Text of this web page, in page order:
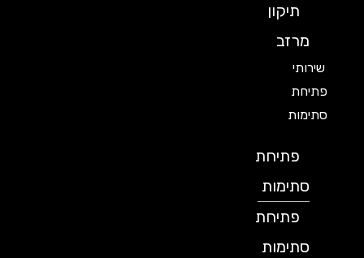
תיקון
מרזב
שירותי
פתיחת
סתימות
פתיחת
סתימות
פתיחת
סתימות